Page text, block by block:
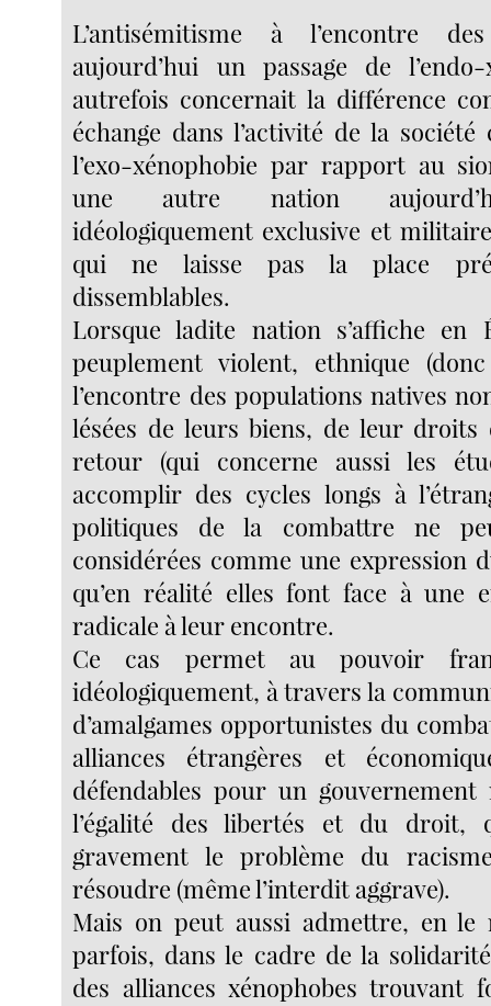
L’antisémitisme à l’encontre
aujourd’hui un passage de
autrefois concernait la différence
échange dans l’activité de la société
l’exo-xénophobie par rapport au
une autre nation
idéologiquement exclusive et
qui ne laisse pas la place
dissemblables.
Lorsque ladite nation s’affiche en
peuplement violent, ethnique
l’encontre des populations natives
lésées de leurs biens, de leur
retour (qui concerne aussi les
accomplir des cycles longs à
politiques de la combattre ne
considérées comme une expression
qu’en réalité elles font face à une
radicale à leur encontre.
Ce cas permet au pouvoir
idéologiquement, à travers la
d’amalgames opportunistes du
alliances étrangères et
défendables pour un
l’égalité des libertés et du droit,
gravement le problème du
résoudre (même l’interdit aggrave).
Mais on peut aussi admettre, en le
parfois, dans le cadre de la
des alliances xénophobes trouvant